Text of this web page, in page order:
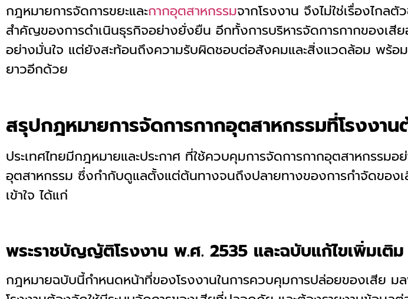
กฎหมายการจัดการขยะและกากอุตสาหกรรมจากโรงงาน จึงไม่ใช่เรื่องไกล
สำคัญของการดำเนินธุรกิจอย่างยั่งยืน อีกทั้งการบริหารจัดการกากของเสี
อย่างมั่นใจ แต่ยังสะท้อนถึงความรับผิดชอบต่อสังคมและสิ่งแวดล้อม พร้อม
ยาวอีกด้วย
สรุปกฎหมายการจัดการกากอุตสาหกรรมที่โรงงา
ประเทศไทยมีกฎหมายและประกาศ ที่ใช้ควบคุมการจัดการกากอุตสาหกรรม
อุตสาหกรรม ซึ่งกำกับดูแลตั้งแต่ต้นทางจนถึงปลายทางของการกำจัดของ
เข้าใจ ได้แก่
พระราชบัญญัติโรงงาน พ.ศ. 2535 และฉบับแก้ไขเพิ่มเติม
กฎหมายฉบับนี้กำหนดหน้าที่ของโรงงานในการควบคุมการปล่อยของเสีย